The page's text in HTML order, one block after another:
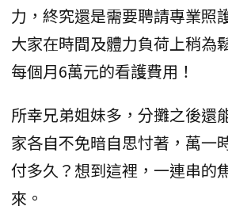
力，終究還是需要聘請專業照
大家在時間及體力負荷上稍為
每個月6萬元的看護費用！
所幸兄弟姐妹多，分攤之後還
家各自不免暗自思忖著，萬一
付多久？想到這裡，一連串的
來。